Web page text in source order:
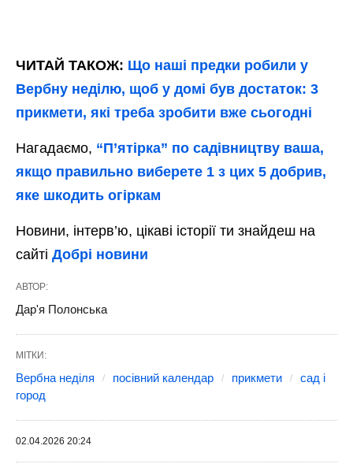
ЧИТАЙ ТАКОЖ: Що наші предки робили у
Вербну неділю, щоб у домі був достаток: 3
прикмети, які треба зробити вже сьогодні
Нагадаємо, “П’ятірка” по садівництву ваша,
якщо правильно виберете 1 з цих 5 добрив,
яке шкодить огіркам
Новини, інтерв’ю, цікаві історії ти знайдеш на
сайті Добрі новини
АВТОР:
Дар'я Полонська
МІТКИ:
Вербна неділя посівний календар прикмети
сад і
город
02.04.2026 20:24